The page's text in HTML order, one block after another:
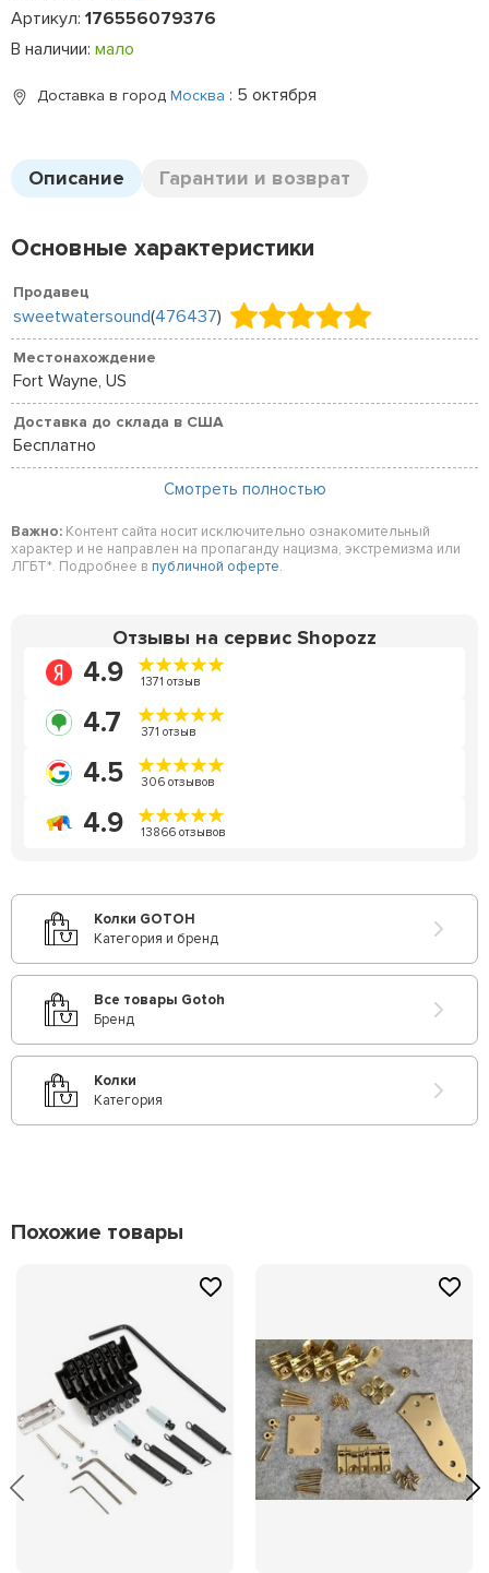
Артикул: 176556079376
В наличии: мало
Доставка в город Москва : 5 октября
Описание Гарантии и возврат
Основные характеристики
Продавец
sweetwatersound(476437)
Местонахождение
Fort Wayne, US
Доставка до склада в США
Бесплатно
Смотреть полностью
Важно: Контент сайта носит исключительно ознакомительный
характер и не направлен на пропаганду нацизма, экстремизма или
ЛГБТ*. Подробнее в публичной оферте.
Отзывы на сервис Shopozz
4.9 1371 отзыв
4.7 371 отзыв
4.5 306 отзывов
4.9 13866 отзывов
Колки GOTOH
Категория и бренд
Все товары Gotoh
Бренд
Колки
Категория
Похожие товары